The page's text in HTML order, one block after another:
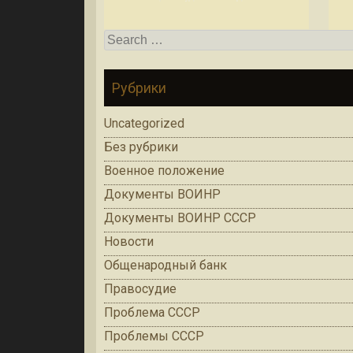
Search for:
Рубрики
Uncategorized
Без рубрики
Военное положение
Документы ВОИНР
Документы ВОИНР СССР
Новости
Общенародный банк
Правосудие
Проблема СССР
Проблемы СССР